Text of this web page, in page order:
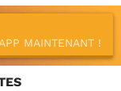
MAINTENANT !